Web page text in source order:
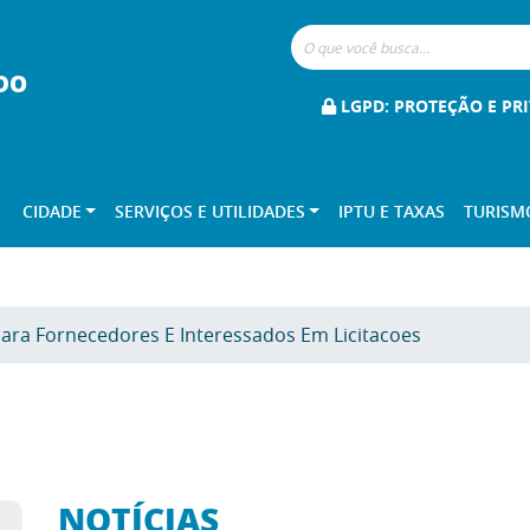
LGPD: PROTEÇÃO E
CIDADE SERVIÇOS E UTILIDADES IPTU E TAXAS
Fornecedores E Interessados Em Licitacoes
NOTÍCIAS